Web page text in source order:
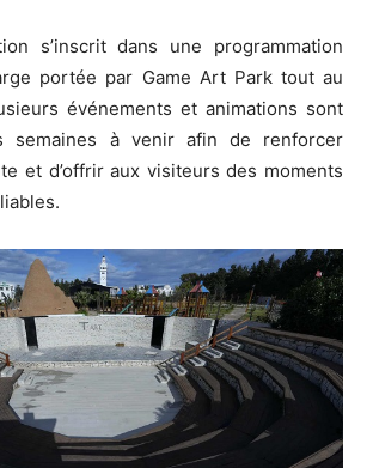
s’inscrit dans une programmation
portée par Game Art Park tout au
événements et animations sont
semaines à venir afin de renforcer
et d’offrir aux visiteurs des moments